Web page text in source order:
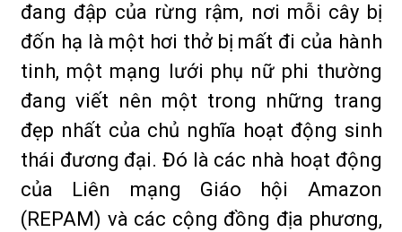
đang đập của rừng rậm, nơi mỗi cây bị
đốn hạ là một hơi thở bị mất đi của hành
tinh, một mạng lưới phụ nữ phi thường
đang viết nên một trong những trang
đẹp nhất của chủ nghĩa hoạt động sinh
thái đương đại. Đó là các nhà hoạt động
của Liên mạng Giáo hội Amazon
(REPAM) và các cộng đồng địa phương,